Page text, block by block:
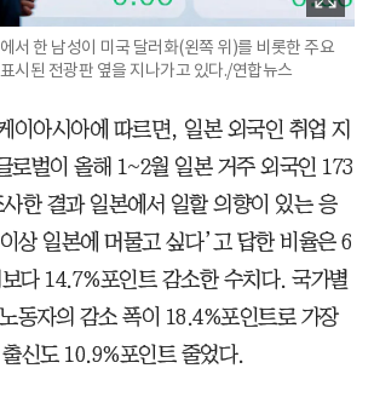
서 한 남성이 미국 달러화(왼쪽 위)를 비롯한 주요
시된 전광판 옆을 지나가고 있다./연합뉴스
이아시아에 따르면, 일본 외국인 취업 지
로벌이 올해 1~2월 일본 거주 외국인 173
한 결과 일본에서 일할 의향이 있는 응
상 일본에 머물고 싶다’고 답한 비율은 6
다 14.7%포인트 감소한 수치다. 국가별
동자의 감소 폭이 18.4%포인트로 가장
신도 10.9%포인트 줄었다.